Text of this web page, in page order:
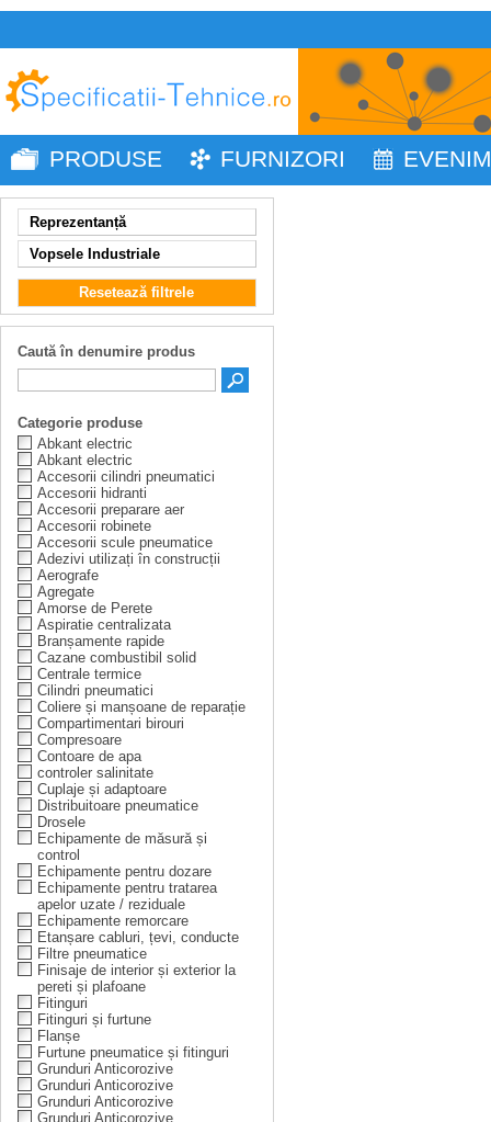
PRODUSE FURNIZORI
Reprezentanță
Vopsele Industriale
Resetează filtrele
Caută în denumire produs
Categorie produse
Abkant electric
Abkant electric
Accesorii cilindri pneumatici
Accesorii hidranti
Accesorii preparare aer
Accesorii robinete
Accesorii scule pneumatice
Adezivi utilizați în construcții
Aerografe
Agregate
Amorse de Perete
Aspiratie centralizata
Branșamente rapide
Cazane combustibil solid
Centrale termice
Cilindri pneumatici
Coliere și manșoane de reparație
Compartimentari birouri
Compresoare
Contoare de apa
controler salinitate
Cuplaje și adaptoare
Distribuitoare pneumatice
Drosele
Echipamente de măsură și
control
Echipamente pentru dozare
Echipamente pentru tratarea
apelor uzate / reziduale
Echipamente remorcare
Etanșare cabluri, țevi, conducte
Filtre pneumatice
Finisaje de interior și exterior la
pereti și plafoane
Fitinguri
Fitinguri și furtune
Flanșe
Furtune pneumatice și fitinguri
Grunduri Anticorozive
Grunduri Anticorozive
Grunduri Anticorozive
Grunduri Anticorozive